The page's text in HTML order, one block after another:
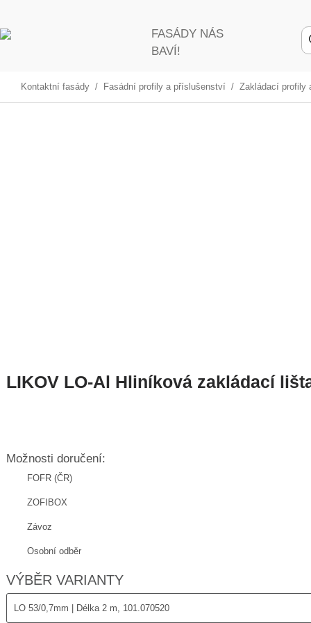
FASÁDY NÁS
BAVÍ!
Kontaktní fasády /Fasádní profily a příslušenství /Zakládací
LIKOV LO-Al Hliníková zakládací
Možnosti doručení:
FOFR (ČR)
ZOFIBOX
Závoz
Osobní odběr
VÝBĚR VARIANTY